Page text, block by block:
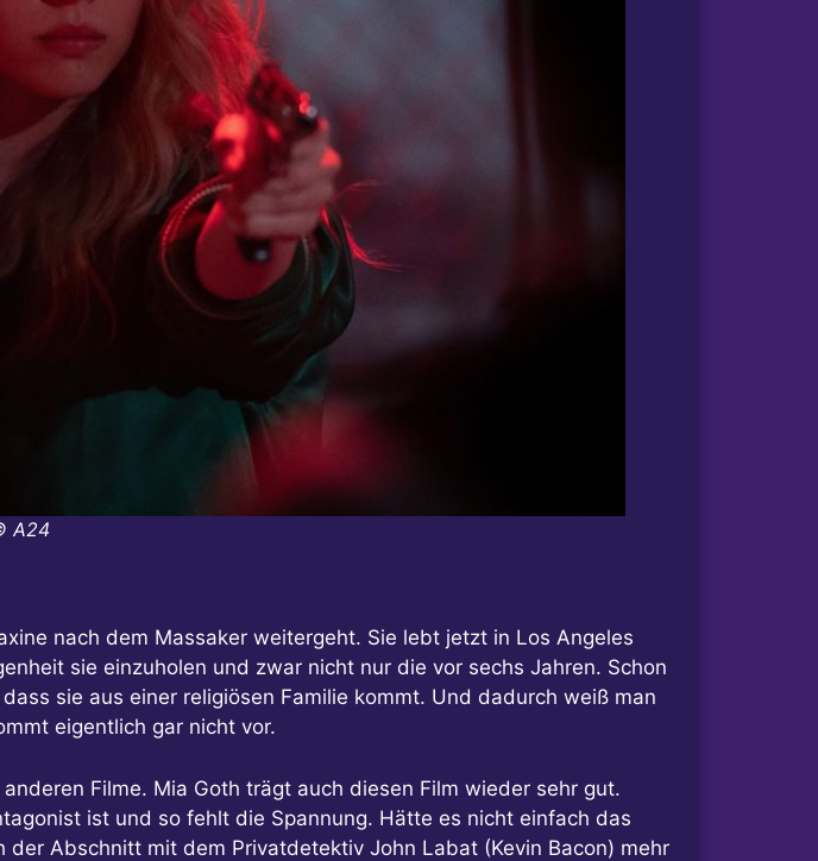
A24
nach dem Massaker weitergeht. Sie lebt jetzt in Los Angeles
sie einzuholen und zwar nicht nur die vor sechs Jahren. Schon
sie aus einer religiösen Familie kommt. Und dadurch weiß man
eigentlich gar nicht vor.
Filme. Mia Goth trägt auch diesen Film wieder sehr gut.
ist und so fehlt die Spannung. Hätte es nicht einfach das
der Abschnitt mit dem Privatdetektiv John Labat (Kevin Bacon) mehr